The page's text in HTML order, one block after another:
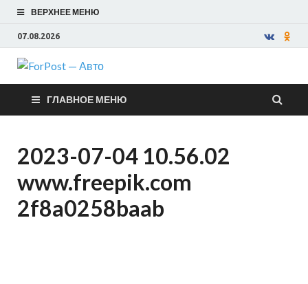
ВЕРХНЕЕ МЕНЮ
07.08.2026
ForPost —
Авто
ГЛАВНОЕ МЕНЮ
2023-07-04 10.56.02
www.freepik.com
2f8a0258baab